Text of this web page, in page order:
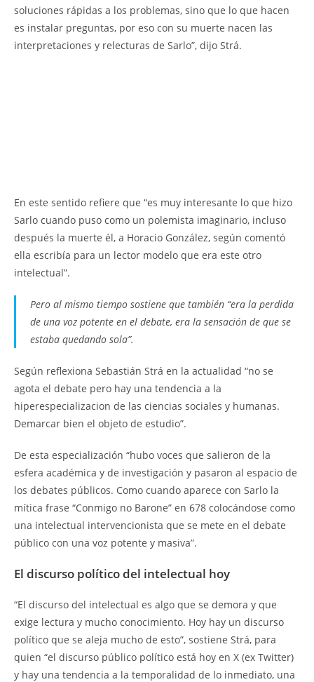
soluciones rápidas a los problemas, sino que lo que hacen
es instalar preguntas, por eso con su muerte nacen las
interpretaciones y relecturas de Sarlo”, dijo Strá.
En este sentido refiere que “es muy interesante lo que hizo
Sarlo cuando puso como un polemista imaginario, incluso
después la muerte él, a Horacio González, según comentó
ella escribía para un lector modelo que era este otro
intelectual”.
Pero al mismo tiempo sostiene que también “era la perdida
de una voz potente en el debate, era la sensación de que se
estaba quedando sola”.
Según reflexiona Sebastián Strá en la actualidad “no se
agota el debate pero hay una tendencia a la
hiperespecializacion de las ciencias sociales y humanas.
Demarcar bien el objeto de estudio”.
De esta especialización “hubo voces que salieron de la
esfera académica y de investigación y pasaron al espacio de
los debates públicos. Como cuando aparece con Sarlo la
mítica frase “Conmigo no Barone” en 678 colocándose como
una intelectual intervencionista que se mete en el debate
público con una voz potente y masiva”.
El discurso político del intelectual hoy
“El discurso del intelectual es algo que se demora y que
exige lectura y mucho conocimiento. Hoy hay un discurso
político que se aleja mucho de esto”, sostiene Strá, para
quien “el discurso público político está hoy en X (ex Twitter)
y hay una tendencia a la temporalidad de lo inmediato, una